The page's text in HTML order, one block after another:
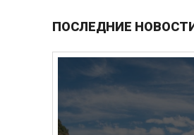
ПОСЛЕДНИЕ